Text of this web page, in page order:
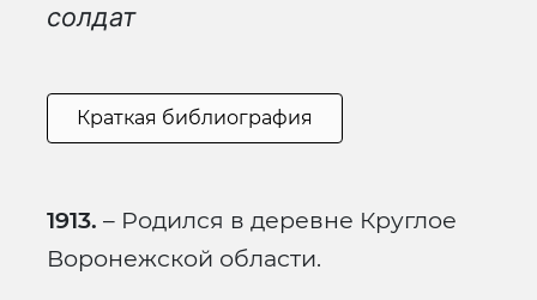
солдат
Краткая библиография
1913. – Родился в деревне Круглое
Воронежской области.